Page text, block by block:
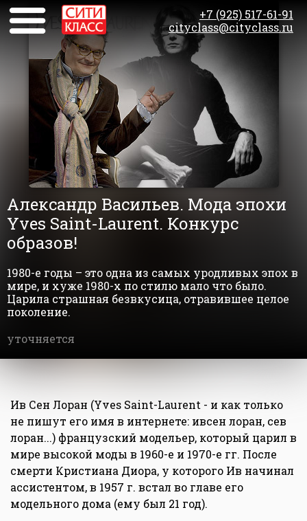
+7 (925) 517-61-91
cityclass@cityclass.ru
Александр Васильев. Мода эпохи
Yves Saint-Laurent. Конкурс
образов!
1980-е годы – это одна из самых уродливых эпох в
мире, и хуже 1980-х по стилю мало что было.
Царила страшная безвкусица, отравившее целое
поколение.
уточняется
Ив Сен Лоран (Yves Saint-Laurent - и как только
не пишут его имя в интернете: ивсен лоран, сев
лоран...) французский модельер, который царил в
мире высокой моды в 1960-е и 1970-е гг. После
смерти Кристиана Диора, у которого Ив начинал
ассистентом, в 1957 г. встал во главе его
модельного дома (ему был 21 год).